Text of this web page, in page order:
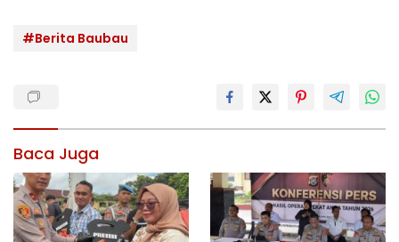
#Berita Baubau
Baca Juga